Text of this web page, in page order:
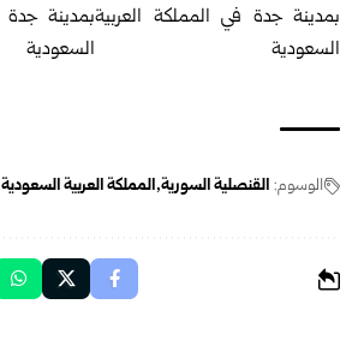
الوسوم: القنصلية السورية المملكة العربية السعودية